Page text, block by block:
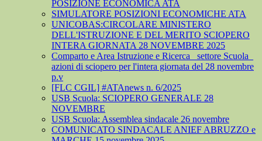
POSIZIONE ECONOMICA ATA
SIMULATORE POSIZIONI ECONOMICHE ATA
UNICOBAS:CIRCOLARE MINISTERO
DELL'ISTRUZIONE E DEL MERITO SCIOPERO
INTERA GIORNATA 28 NOVEMBRE 2025
Comparto e Area Istruzione e Ricerca_ settore Scuola_
azioni di sciopero per l'intera giornata del 28 novembre
p.v
[FLC CGIL] #ATAnews n. 6/2025
USB Scuola: SCIOPERO GENERALE 28
NOVEMBRE
USB Scuola: Assemblea sindacale 26 novembre
COMUNICATO SINDACALE ANIEF ABRUZZO e